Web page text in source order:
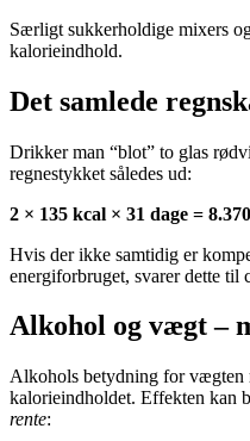
Særligt sukkerholdige mixers
kalorieindhold.
Det samlede
Drikker man “blot” to glas
regnestykket således ud:
2 × 135 kcal × 31 dage =
Hvis der ikke samtidig er
energiforbruget, svarer dette til
Alkohol og vægt –
Alkohols betydning for
kalorieindholdet. Effekten kan
rente: